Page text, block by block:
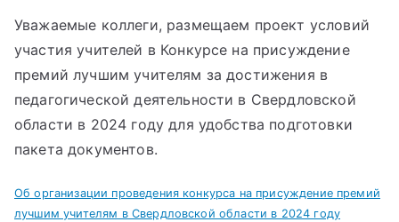
Уважаемые коллеги, размещаем проект условий
участия учителей в Конкурсе на присуждение
премий лучшим учителям за достижения в
педагогической деятельности в Свердловской
области в 2024 году для удобства подготовки
пакета документов.
Об организации проведения конкурса на присуждение премий
лучшим учителям в Свердловской области в 2024 году